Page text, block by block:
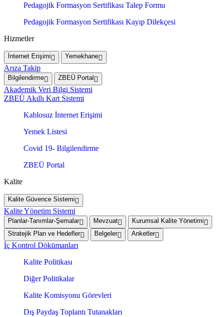
Pedagojik Formasyon Sertifikası Talep Formu
Pedagojik Formasyon Sertifikası Kayıp Dilekçesi
Hizmetler
İnternet Erişimi Yemekhane
Arıza Takip
Bilgilendirme ZBEÜ Portal
Akademik Veri Bilgi Sistemi
ZBEÜ Akıllı Kart Sistemi
Kablosuz İnternet Erişimi
Yemek Listesi
Covid 19- Bilgilendirme
ZBEÜ Portal
Kalite
Kalite Güvence Sistemi
Kalite Yönetim Sistemi
Planlar-Tanımlar-Şemalar Mevzuat
Kurumsal Kalite Yönetimi
Stratejik Plan ve Hedefler
Belgeler Anketler
İç Kontrol Dökümanları
Kalite Politikası
Diğer Politikalar
Kalite Komisyonu Görevleri
Dış Paydaş Toplantı Tutanakları